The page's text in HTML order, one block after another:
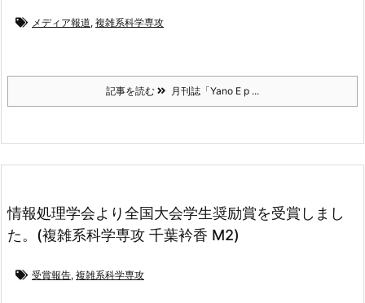
メディア報道, 複雑系科学専攻
記事を読む 月刊誌「Yano E p ...
情報処理学会より全国大会学生奨励賞を受賞しまし
た。(複雑系科学専攻 千葉衿香 M2)
受賞報告, 複雑系科学専攻